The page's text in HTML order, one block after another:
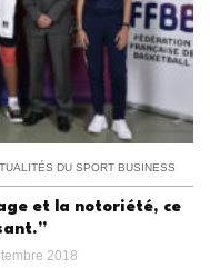
DU SPORT BUSINESS
et la notoriété, ce
2018